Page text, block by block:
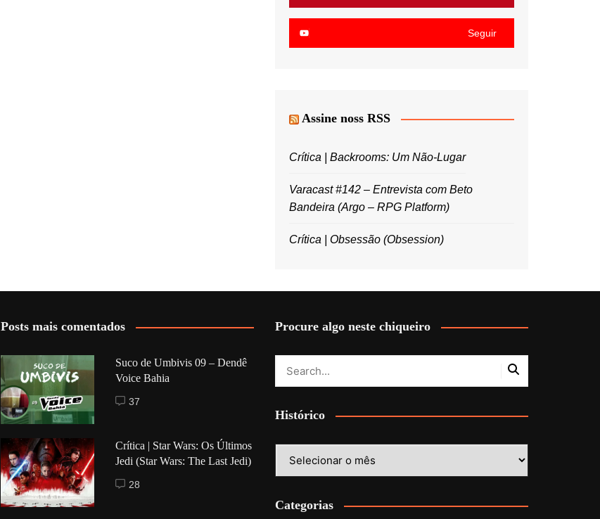
Seguir
Assine noss RSS
Crítica | Backrooms: Um Não-Lugar
Varacast #142 – Entrevista com Beto
Bandeira (Argo – RPG Platform)
Crítica | Obsessão (Obsession)
Posts mais comentados
Suco de Umbivis 09 – Dendê
Voice Bahia
37
Crítica | Star Wars: Os Últimos
Jedi (Star Wars: The Last Jedi)
28
Procure algo neste chiqueiro
Histórico
Categorias